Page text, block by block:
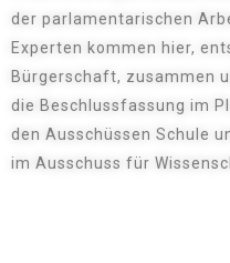
der parlamentarischen
Experten kommen hier,
Bürgerschaft, zusammen
die Beschlussfassung im
den Ausschüssen Schule
im Ausschuss für